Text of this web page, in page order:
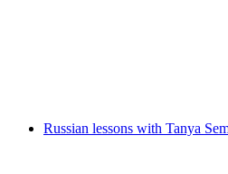
Russian lessons with Tanya